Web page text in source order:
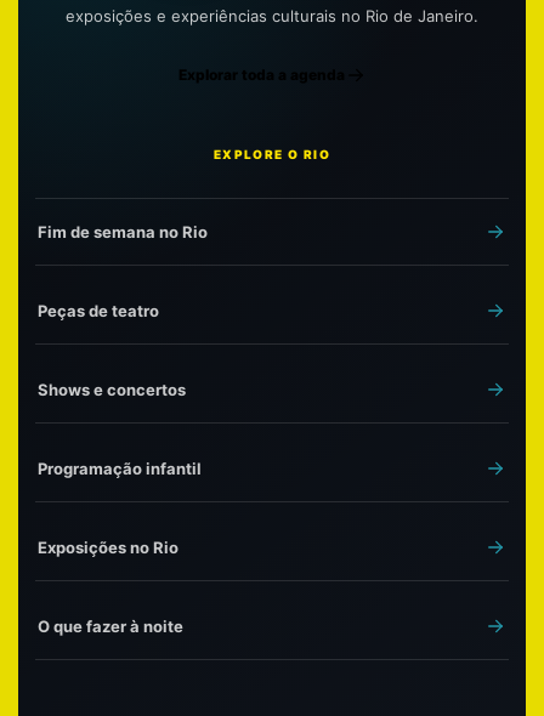
exposições e experiências culturais no Rio de Janeiro.
Explorar toda a agenda
EXPLORE O RIO
Fim de semana no Rio
Peças de teatro
Shows e concertos
Programação infantil
Exposições no Rio
O que fazer à noite